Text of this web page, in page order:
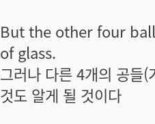
But the other four
of glass.
그러나 다른 4개의 공들
것도 알게 될 것이다